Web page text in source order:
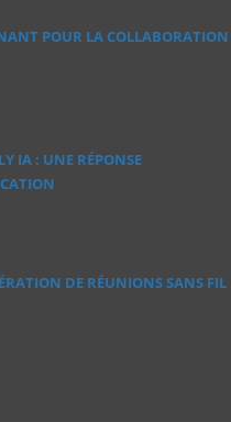
POUR LA COLLABORATION
IA : UNE RÉPONSE
DE RÉUNIONS SANS FIL